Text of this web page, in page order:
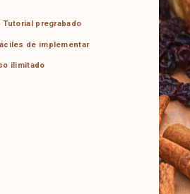
Tutorial pregrabado
de implementar
ilimitado